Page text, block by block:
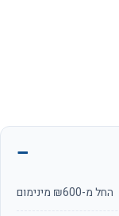
החל מ-₪600 מינימום